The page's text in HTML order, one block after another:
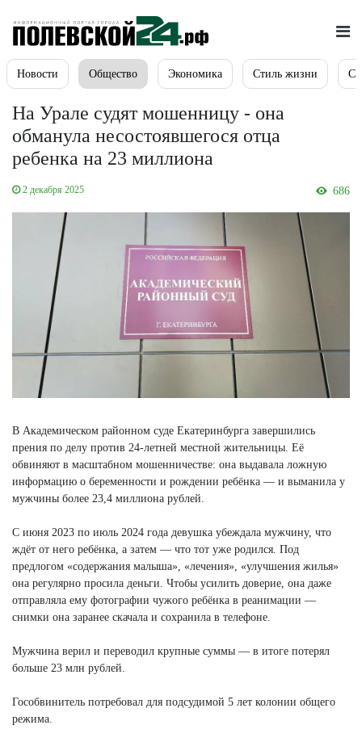
Новости Общество Экономика Стиль жизни
На Урале судят мошенницу - она
обманула несостоявшегося отца
ребенка на 23 миллиона
2 декабря 2025 686
В Академическом районном суде Екатеринбурга завершились
прения по делу против 24-летней местной жительницы. Её
обвиняют в масштабном мошенничестве: она выдавала ложную
информацию о беременности и рождении ребёнка — и выманила у
мужчины более 23,4 миллиона рублей.
С июня 2023 по июль 2024 года девушка убеждала мужчину, что
ждёт от него ребёнка, а затем — что тот уже родился. Под
предлогом «содержания малыша», «лечения», «улучшения жилья»
она регулярно просила деньги. Чтобы усилить доверие, она даже
отправляла ему фотографии чужого ребёнка в реанимации —
снимки она заранее скачала и сохранила в телефоне.
Мужчина верил и переводил крупные суммы — в итоге потерял
больше 23 млн рублей.
Гособвинитель потребовал для подсудимой 5 лет колонии общего
режима.